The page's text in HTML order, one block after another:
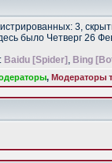
3,
было Четверг 26
Baidu [Spider] , Bing
, Модераторы